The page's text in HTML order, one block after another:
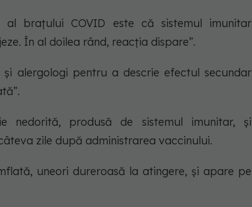
brațului COVID este că sistemul imunitar
În al doilea rând, reacția dispare”.
alergologi pentru a descrie efectul secundar
nedorită, produsă de sistemul imunitar, și
zile după administrarea vaccinului.
uneori dureroasă la atingere, și apare pe